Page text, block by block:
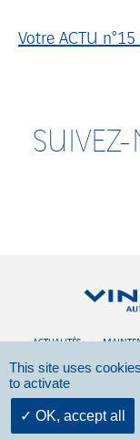
Votre ACTU n°15
ACTUALITÉS
©2026 -
This site uses
to activate
OK, accept all